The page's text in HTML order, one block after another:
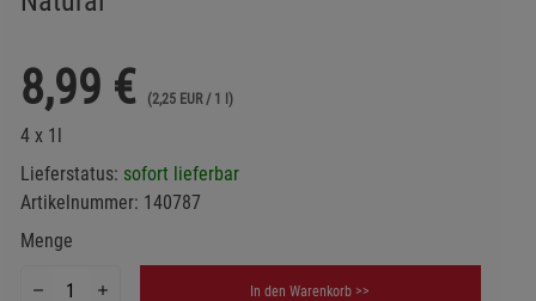
8,99 € (2,25 EUR / 1 l)
4 x 1l
Lieferstatus: sofort lieferbar
Artikelnummer: 140787
Menge
In den Warenkorb >>